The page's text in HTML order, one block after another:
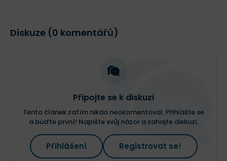
Diskuze (0 komentářů)
Připojte se k diskuzi
Tento článek zatím nikdo neokomentoval. Přihlašte se
a buďte první! Napište svůj názor a zahajte diskuzi.
Přihlášení Registrovat se!